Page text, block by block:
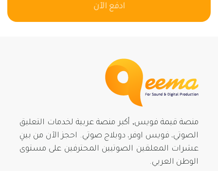
ادفع الآن
منصة قيمة فويس, أكبر منصة عربية لخدمات التعليق
الصوتي، فويس اوفر، دوبلاج صوتي. احجز الآن من بينِ
عشرات المعلقين الصوتيين المحترفين على مستوى
الوطن العربي.